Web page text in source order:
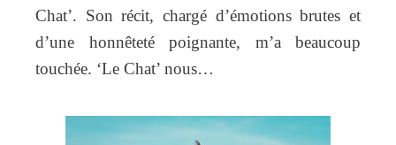
Chat’. Son récit, chargé d’émotions brutes et
d’une honnêteté poignante, m’a beaucoup
touchée. ‘Le Chat’ nous…